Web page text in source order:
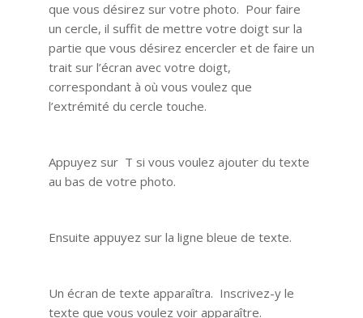
que vous désirez sur votre photo. Pour faire
un cercle, il suffit de mettre votre doigt sur la
partie que vous désirez encercler et de faire un
trait sur l’écran avec votre doigt,
correspondant à où vous voulez que
l’extrémité du cercle touche.
Appuyez sur T si vous voulez ajouter du texte
au bas de votre photo.
Ensuite appuyez sur la ligne bleue de texte.
Un écran de texte apparaîtra. Inscrivez-y le
texte que vous voulez voir apparaître.